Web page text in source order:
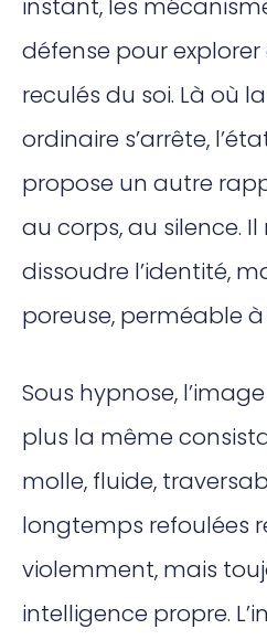
instant, les
défense pour explorer
reculés du soi. Là où
ordinaire s’arrête,
propose un autre
au corps, au silence. Il
dissoudre l’identité,
poreuse, perméable
Sous hypnose,
plus la même
molle, fluide,
longtemps refoulées
violemment, mais
intelligence propre.